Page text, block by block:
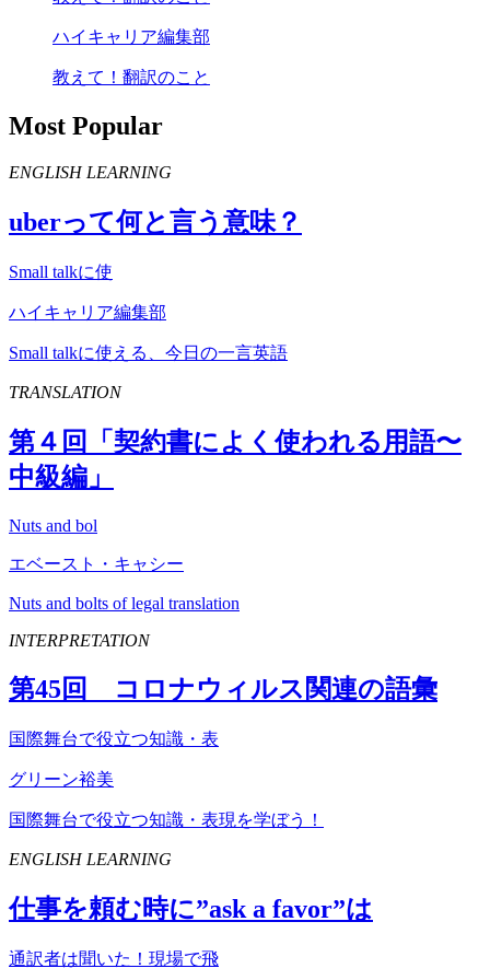
ハイキャリア編集部
教えて！翻訳のこと
Most Popular
ENGLISH LEARNING
uberって何と言う意味？
Small talkに使
ハイキャリア編集部
Small talkに使える、今日の一言英語
TRANSLATION
第４回「契約書によく使われる用語〜
中級編」
Nuts and bol
エベースト・キャシー
Nuts and bolts of legal translation
INTERPRETATION
第45回 コロナウィルス関連の語彙
国際舞台で役立つ知識・表
グリーン裕美
国際舞台で役立つ知識・表現を学ぼう！
ENGLISH LEARNING
仕事を頼む時に”ask a favor”は
通訳者は聞いた！現場で飛